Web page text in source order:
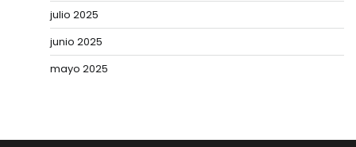
julio 2025
junio 2025
mayo 2025